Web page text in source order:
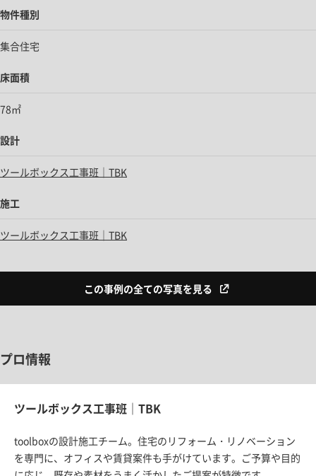
物件種別
集合住宅
床面積
78㎡
設計
ツールボックス工事班｜TBK
施工
ツールボックス工事班｜TBK
この事例の全ての写真を見る
プロ情報
ツールボックス工事班｜TBK
toolboxの設計施工チーム。住宅のリフォーム・リノベーション
を専門に、オフィスや賃貸案件も手がけています。ご予算や目的